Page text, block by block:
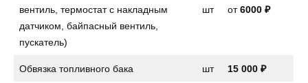
вентиль, термостат с накладным
датчиком, байпасный вентиль,
пускатель)
шт от6000 ₽
Обвязка топливного бака шт 15 000 ₽